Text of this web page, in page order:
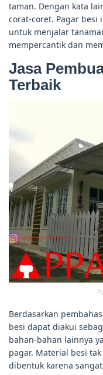
taman. Dengan kata
corat-coret. Pagar
untuk menjalar
mempercantik dan
Jasa
Terbaik
Berdasarkan
besi dapat diakui
bahan-bahan lainnya
pagar. Material besi
dibentuk karena